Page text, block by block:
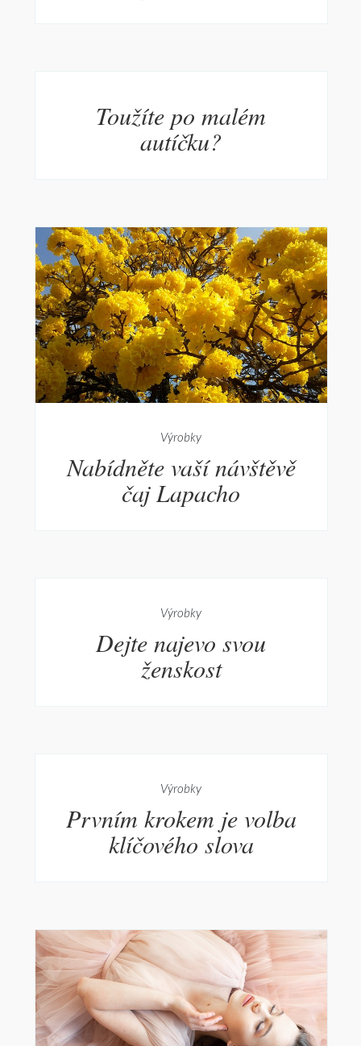
Toužíte po malém
autíčku?
Výrobky
Nabídněte vaší návštěvě
čaj Lapacho
Výrobky
Dejte najevo svou
ženskost
Výrobky
Prvním krokem je volba
klíčového slova